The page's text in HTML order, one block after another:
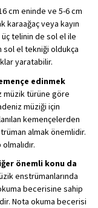
cm eninde ve 5-6 cm
karaağaç veya kayın
üç telinin de sol el ile
sol el tekniği oldukça
yaratabilir.
edinmek
müzik türüne göre
müziği için
kemençelerden
almak önemlidir.
önemli konu da
enstrümanlarında
becerisine sahip
Nota okuma becerisi